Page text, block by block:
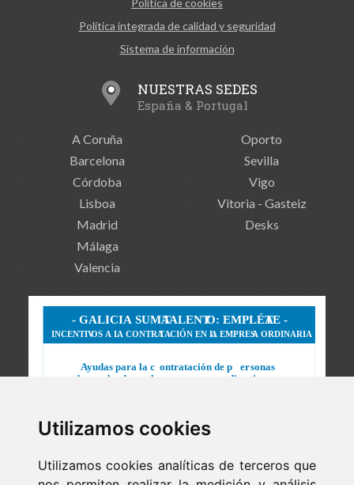
Utilizamos cookies
Utilizamos cookies analíticas de terceros que
Política integrada de calidad y seguridad
Sistema de información
NUESTRAS SEDES
España & Portugal
A Coruña
Barcelona
Córdoba
Lisboa
Madrid
Málaga
Valencia
Oporto
Sevilla
Vigo
Vitoria - Gasteiz
Desks